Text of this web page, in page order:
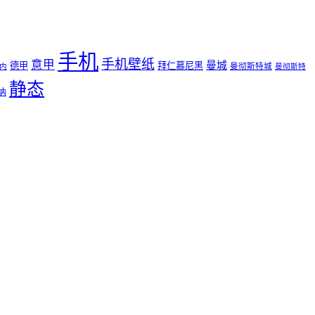
德甲 意甲 手机 手机壁纸 拜仁慕尼黑 曼城 曼彻斯特城 曼彻斯特
静态